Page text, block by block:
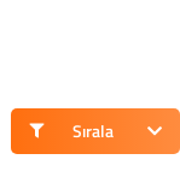
Sırala